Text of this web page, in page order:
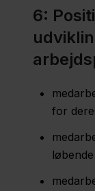
6:
for